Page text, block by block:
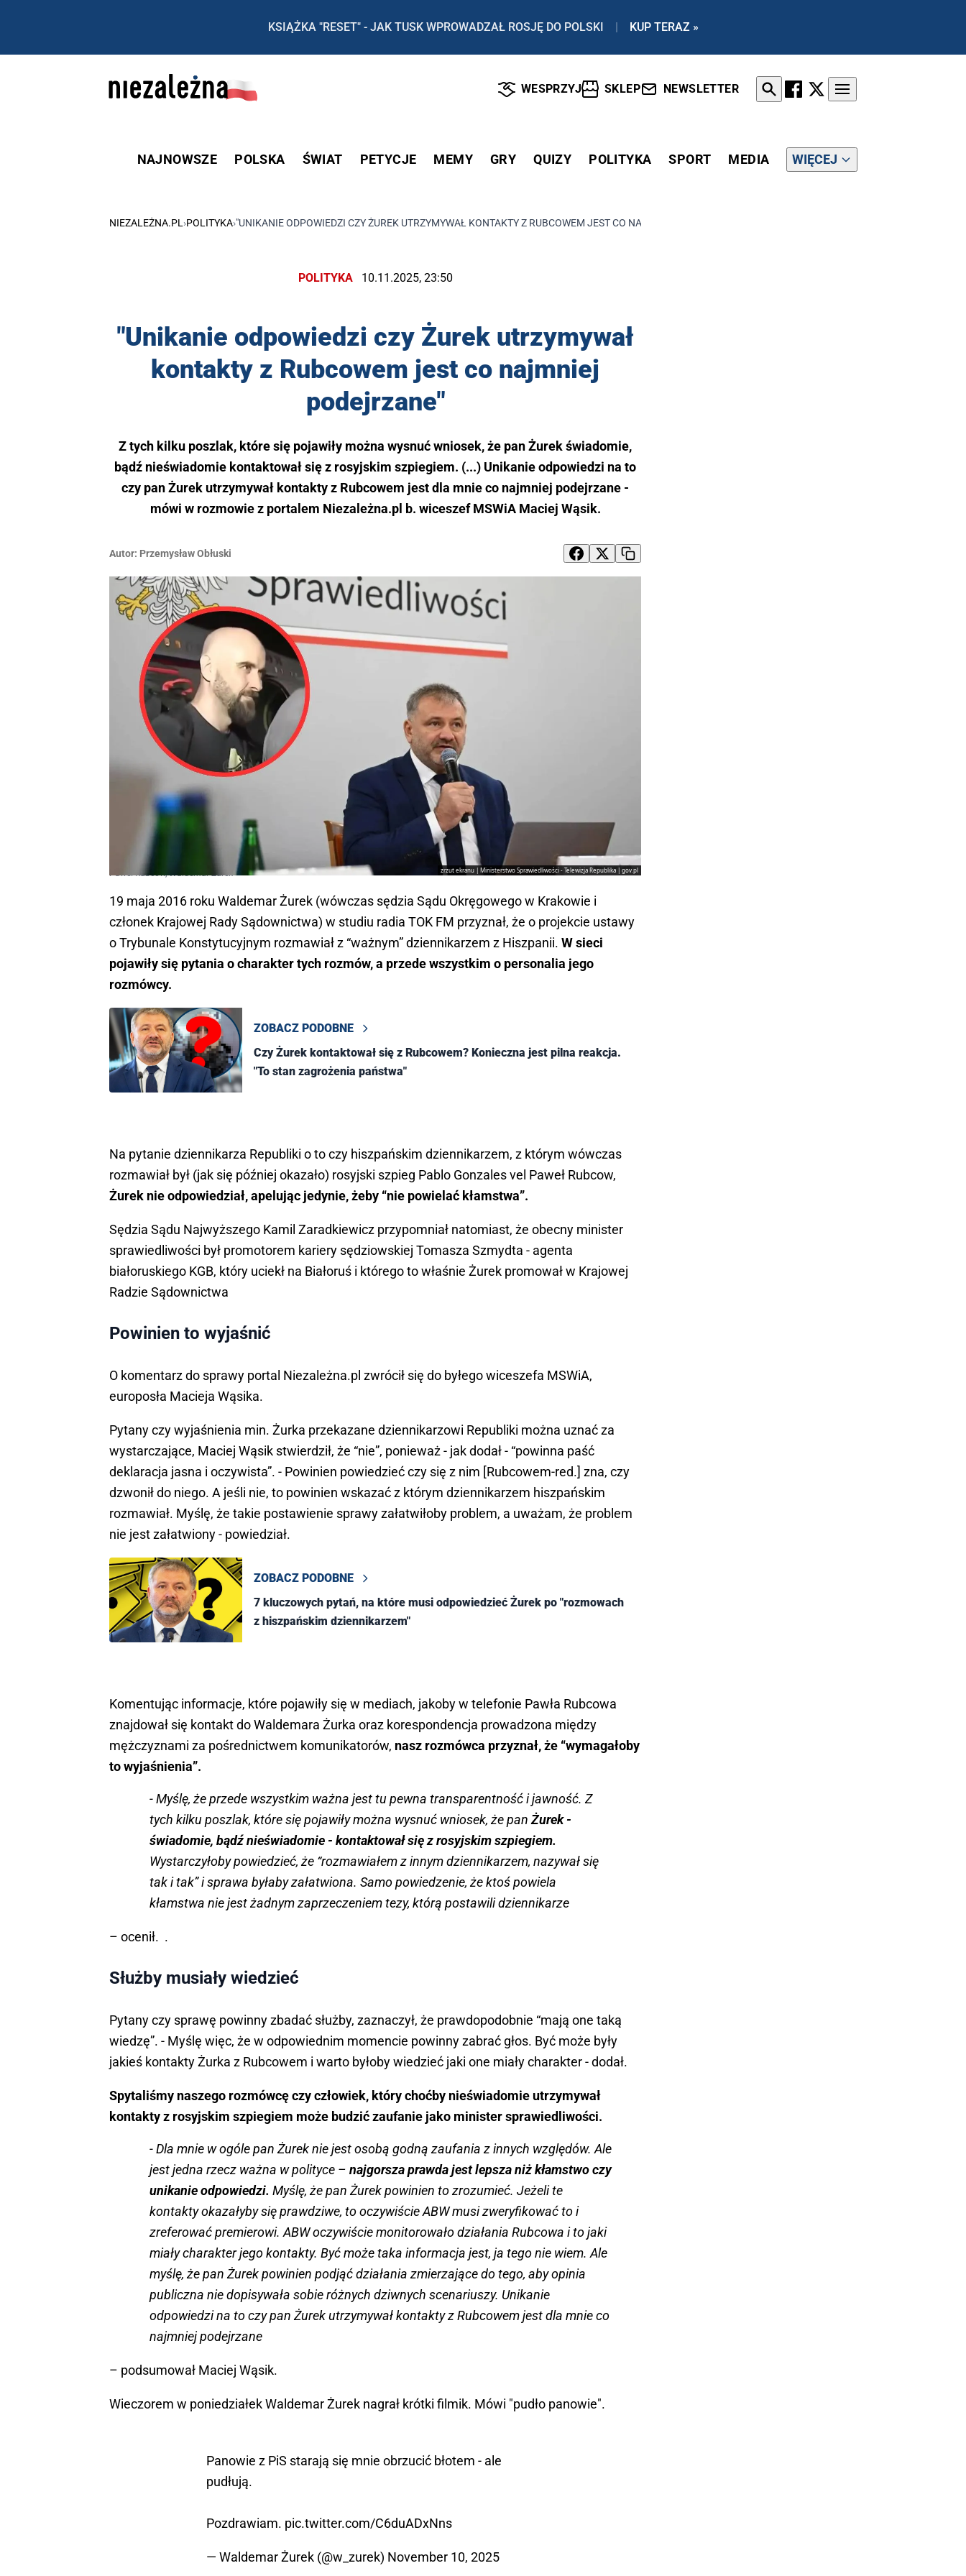
KSIĄŻKA "RESET" - JAK TUSK WPROWADZAŁ ROSJĘ DO POLSKI | KUP TERAZ »
WESPRZYJ SKLEP NEWSLETTER
NAJNOWSZE POLSKA ŚWIAT PETYCJE MEMY GRY QUIZY POLITYKA SPORT MEDIA WIĘCEJ
NIEZALEŻNA.PL ›POLITYKA›"UNIKANIE ODPOWIEDZI CZY ŻUREK UTRZYMYWAŁ KONTAKTY Z RUBCOWEM JEST CO NAJMNIEJ PODEJRZANE"
POLITYKA 10.11.2025, 23:50
"Unikanie odpowiedzi czy Żurek utrzymywał
kontakty z Rubcowem jest co najmniej
podejrzane"
Z tych kilku poszlak, które się pojawiły można wysnuć wniosek, że pan Żurek świadomie,
bądź nieświadomie kontaktował się z rosyjskim szpiegiem. (...) Unikanie odpowiedzi na to
czy pan Żurek utrzymywał kontakty z Rubcowem jest dla mnie co najmniej podejrzane -
mówi w rozmowie z portalem Niezależna.pl b. wiceszef MSWiA Maciej Wąsik.
Autor: Przemysław Obłuski
zrzut ekranu | Ministerstwo Sprawiedliwości - Telewizja Republika | gov.pl
Paweł Rubcow, Waldemar Żurek
19 maja 2016 roku Waldemar Żurek (wówczas sędzia Sądu Okręgowego w Krakowie i
członek Krajowej Rady Sądownictwa) w studiu radia TOK FM przyznał, że o projekcie ustawy
o Trybunale Konstytucyjnym rozmawiał z “ważnym” dziennikarzem z Hiszpanii. W sieci
pojawiły się pytania o charakter tych rozmów, a przede wszystkim o personalia jego
rozmówcy.
ZOBACZ PODOBNE
Czy Żurek kontaktował się z Rubcowem? Konieczna jest pilna reakcja.
"To stan zagrożenia państwa"
Na pytanie dziennikarza Republiki o to czy hiszpańskim dziennikarzem, z którym wówczas
rozmawiał był (jak się później okazało) rosyjski szpieg Pablo Gonzales vel Paweł Rubcow,
Żurek nie odpowiedział, apelując jedynie, żeby “nie powielać kłamstwa”.
Sędzia Sądu Najwyższego Kamil Zaradkiewicz przypomniał natomiast, że obecny minister
sprawiedliwości był promotorem kariery sędziowskiej Tomasza Szmydta - agenta
białoruskiego KGB, który uciekł na Białoruś i którego to właśnie Żurek promował w Krajowej
Radzie Sądownictwa
Powinien to wyjaśnić
O komentarz do sprawy portal Niezależna.pl zwrócił się do byłego wiceszefa MSWiA,
europosła Macieja Wąsika.
Pytany czy wyjaśnienia min. Żurka przekazane dziennikarzowi Republiki można uznać za
wystarczające, Maciej Wąsik stwierdził, że “nie”, ponieważ - jak dodał - “powinna paść
deklaracja jasna i oczywista”. - Powinien powiedzieć czy się z nim [Rubcowem-red.] zna, czy
dzwonił do niego. A jeśli nie, to powinien wskazać z którym dziennikarzem hiszpańskim
rozmawiał. Myślę, że takie postawienie sprawy załatwiłoby problem, a uważam, że problem
nie jest załatwiony - powiedział.
ZOBACZ PODOBNE
7 kluczowych pytań, na które musi odpowiedzieć Żurek po "rozmowach
z hiszpańskim dziennikarzem"
Komentując informacje, które pojawiły się w mediach, jakoby w telefonie Pawła Rubcowa
znajdował się kontakt do Waldemara Żurka oraz korespondencja prowadzona między
mężczyznami za pośrednictwem komunikatorów, nasz rozmówca przyznał, że “wymagałoby
to wyjaśnienia”.
- Myślę, że przede wszystkim ważna jest tu pewna transparentność i jawność. Z
tych kilku poszlak, które się pojawiły można wysnuć wniosek, że pan Żurek -
świadomie, bądź nieświadomie - kontaktował się z rosyjskim szpiegiem.
Wystarczyłoby powiedzieć, że “rozmawiałem z innym dziennikarzem, nazywał się
tak i tak” i sprawa byłaby załatwiona. Samo powiedzenie, że ktoś powiela
kłamstwa nie jest żadnym zaprzeczeniem tezy, którą postawili dziennikarze
– ocenił. .
Służby musiały wiedzieć
Pytany czy sprawę powinny zbadać służby, zaznaczył, że prawdopodobnie “mają one taką
wiedzę”. - Myślę więc, że w odpowiednim momencie powinny zabrać głos. Być może były
jakieś kontakty Żurka z Rubcowem i warto byłoby wiedzieć jaki one miały charakter - dodał.
Spytaliśmy naszego rozmówcę czy człowiek, który choćby nieświadomie utrzymywał
kontakty z rosyjskim szpiegiem może budzić zaufanie jako minister sprawiedliwości.
- Dla mnie w ogóle pan Żurek nie jest osobą godną zaufania z innych względów. Ale
jest jedna rzecz ważna w polityce – najgorsza prawda jest lepsza niż kłamstwo czy
unikanie odpowiedzi. Myślę, że pan Żurek powinien to zrozumieć. Jeżeli te
kontakty okazałyby się prawdziwe, to oczywiście ABW musi zweryfikować to i
zreferować premierowi. ABW oczywiście monitorowało działania Rubcowa i to jaki
miały charakter jego kontakty. Być może taka informacja jest, ja tego nie wiem. Ale
myślę, że pan Żurek powinien podjąć działania zmierzające do tego, aby opinia
publiczna nie dopisywała sobie różnych dziwnych scenariuszy. Unikanie
odpowiedzi na to czy pan Żurek utrzymywał kontakty z Rubcowem jest dla mnie co
najmniej podejrzane
– podsumował Maciej Wąsik.
Wieczorem w poniedziałek Waldemar Żurek nagrał krótki filmik. Mówi "pudło panowie".
Panowie z PiS starają się mnie obrzucić błotem - ale
pudłują.
Pozdrawiam. pic.twitter.com/C6duADxNns
— Waldemar Żurek (@w_zurek) November 10, 2025